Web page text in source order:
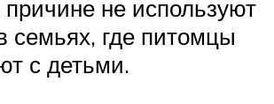
не используют
семьях, где питомцы
с детьми.